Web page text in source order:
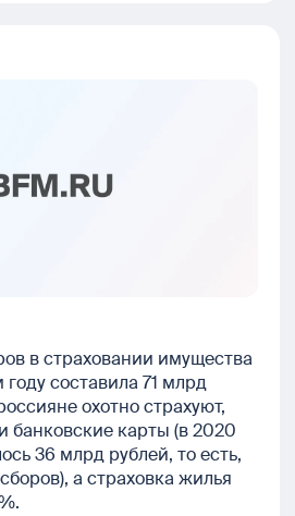
в страховании имущества
составила 71 млрд
охотно страхуют,
банковские карты (в 2020
36 млрд рублей, то есть,
а страховка жилья